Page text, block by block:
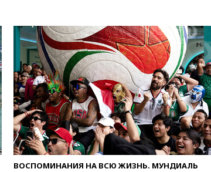
украинским сухогрузам в
Черном море
вчера, 18:47Школьники из РФ
стали абсолютными
чемпионами на олимпиаде по
ИИ
вчера, 18:39Два человека
погибли в результате удара
ВСУ по многоэтажке в Керчи
вчера, 18:25Беспилотник
атаковал турецкий сухогруз у
побережья Новороссийска
ВОСПОМИНАНИЯ НА ВСЮ ЖИЗНЬ. МУНДИАЛЬ